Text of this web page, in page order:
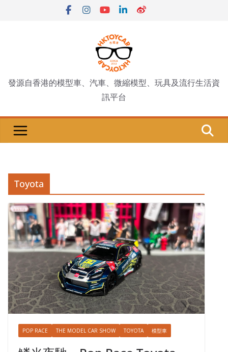
發源自香港的模型車、汽車、微縮模型、玩具及流行生活資
訊平台
Toyota
POP RACE THE MODEL CAR SHOW TOYOTA 模型車